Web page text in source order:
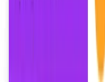
アは50以上の言
ティア2：AI